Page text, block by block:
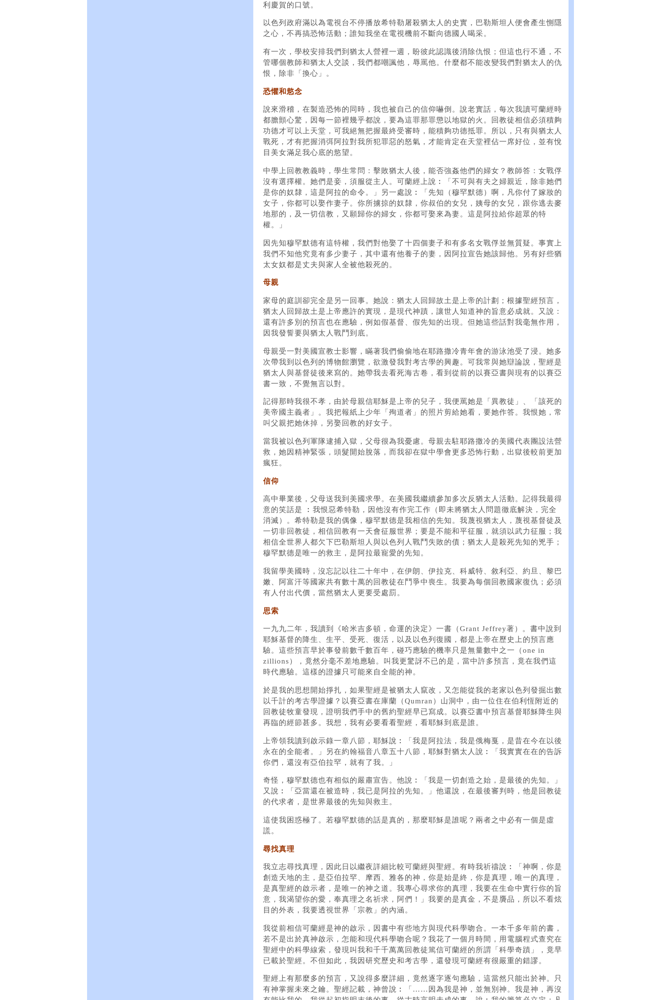
利慶賀的口號。
以色列政府滿以為電視台不停播放希特勒屠殺猶太人的史實，巴勒斯坦人便會產生惻隱
之心，不再搞恐怖活動；誰知我坐在電視機前不斷向德國人喝采。
有一次，學校安排我們到猶太人營裡一週，盼彼此認識後消除仇恨；但這也行不通，不
管哪個教師和猶太人交談，我們都嘲諷他，辱罵他。什麼都不能改變我們對猶太人的仇
恨，除非「換心」。
恐懼和慾念
說來滑稽，在製造恐怖的同時，我也被自己的信仰嚇倒。說老實話，每次我讀可蘭經時
都膽顫心驚，因每一節裡幾乎都說，要為這罪那罪懲以地獄的火。回教徒相信必須積夠
功德才可以上天堂，可我絕無把握最終受審時，能積夠功德抵罪。所以，只有與猶太人
戰死，才有把握消弭阿拉對我所犯罪惡的怒氣，才能肯定在天堂裡佔一席好位，並有悅
目美女滿足我心底的慾望。
中學上回教教義時，學生常問：擊敗猶太人後，能否強姦他們的婦女？教師答：女戰俘
沒有選擇權。她們是妾，須服從主人。可蘭經上說︰「不可與有夫之婦親近，除非她們
是你的奴隸，這是阿拉的命令。」另一處說︰「先知（穆罕默德）啊，凡你付了嫁妝的
女子，你都可以娶作妻子。你所擄掠的奴隸，你叔伯的女兒，姨母的女兒，跟你逃去麥
地那的，及一切信教，又願歸你的婦女，你都可娶來為妻。這是阿拉給你超眾的特
權。」
因先知穆罕默德有這特權，我們對他娶了十四個妻子和有多名女戰俘並無質疑。事實上
我們不知他究竟有多少妻子，其中還有他養子的妻，因阿拉宣告她該歸他。另有好些猶
太女奴都是丈夫與家人全被他殺死的。
母親
家母的庭訓卻完全是另一回事。她說：猶太人回歸故土是上帝的計劃；根據聖經預言，
猶太人回歸故土是上帝應許的實現，是現代神蹟，讓世人知道神的旨意必成就。又說：
還有許多別的預言也在應驗，例如假基督、假先知的出現。但她這些話對我毫無作用，
因我發誓要與猶太人戰鬥到底。
母親受一對美國宣教士影響，瞞著我們偷偷地在耶路撒冷青年會的游泳池受了浸。她多
次帶我到以色列的博物館瀏覽，欲激發我對考古學的興趣。可我常與她辯論說，聖經是
猶太人與基督徒後來寫的。她帶我去看死海古卷，看到從前的以賽亞書與現有的以賽亞
書一致，不覺無言以對。
記得那時我很不孝，由於母親信耶穌是上帝的兒子，我便罵她是「異教徒」、「該死的
美帝國主義者」。我把報紙上少年「殉道者」的照片剪給她看，要她作答。我恨她，常
叫父親把她休掉，另娶回教的好女子。
當我被以色列軍隊逮捕入獄，父母很為我憂慮。母親去駐耶路撒冷的美國代表團設法營
救，她因精神緊張，頭髮開始脫落，而我卻在獄中學會更多恐怖行動，出獄後較前更加
瘋狂。
信仰
高中畢業後，父母送我到美國求學。在美國我繼續參加多次反猶太人活動。記得我最得
意的笑話是 ︰我恨惡希特勒，因他沒有作完工作（即未將猶太人問題徹底解決，完全
消滅）。希特勒是我的偶像，穆罕默德是我相信的先知。我蔑視猶太人，蔑視基督徒及
一切非回教徒，相信回教有一天會征服世界；要是不能和平征服，就須以武力征服；我
相信全世界人都欠下巴勒斯坦人與以色列人戰鬥失敗的債；猶太人是殺死先知的兇手；
穆罕默德是唯一的救主，是阿拉最寵愛的先知。
我留學美國時，沒忘記以往二十年中，在伊朗、伊拉克、科威特、敘利亞、約旦、黎巴
嫩、阿富汗等國家共有數十萬的回教徒在鬥爭中喪生。我要為每個回教國家復仇；必須
有人付出代價，當然猶太人更要受處罰。
思索
一九九二年，我讀到《哈米吉多頓，命運的決定》一書（Grant Jeffrey著）。書中說到
耶穌基督的降生、生平、受死、復活，以及以色列復國，都是上帝在歷史上的預言應
驗。這些預言早於事發前數千數百年，碰巧應驗的機率只是無量數中之一（one in
zillions），竟然分毫不差地應驗。叫我更驚訝不已的是，當中許多預言，竟在我們這
時代應驗。這樣的證據只可能來自全能的神。
於是我的思想開始掙扎，如果聖經是被猶太人竄改，又怎能從我的老家以色列發掘出數
以千計的考古學證據？以賽亞書在庫蘭（Qumran）山洞中，由一位住在伯利恆附近的
回教徒牧童發現，證明我們手中的舊約聖經早已寫成。以賽亞書中預言基督耶穌降生與
再臨的經節甚多。我想，我有必要看看聖經，看耶穌到底是誰。
上帝領我讀到啟示錄一章八節，耶穌說︰「我是阿拉法，我是俄梅戛，是昔在今在以後
永在的全能者。」另在約翰福音八章五十八節，耶穌對猶太人說︰「我實實在在的告訴
你們，還沒有亞伯拉罕，就有了我。」
奇怪，穆罕默德也有相似的嚴肅宣告。他說︰「我是一切創造之始，是最後的先知。」
又說︰「亞當還在被造時，我已是阿拉的先知。」他還說，在最後審判時，他是回教徒
的代求者，是世界最後的先知與救主。
這使我困惑極了。若穆罕默德的話是真的，那麼耶穌是誰呢？兩者之中必有一個是虛
謊。
尋找真理
我立志尋找真理，因此日以繼夜詳細比較可蘭經與聖經。有時我祈禱說︰「神啊，你是
創造天地的主，是亞伯拉罕、摩西、雅各的神，你是始是終，你是真理，唯一的真理，
是真聖經的啟示者，是唯一的神之道。我專心尋求你的真理，我要在生命中實行你的旨
意，我渴望你的愛，奉真理之名祈求，阿們！」我要的是真金，不是贗品，所以不看炫
目的外表，我要透視世界「宗教」的內涵。
我從前相信可蘭經是神的啟示，因書中有些地方與現代科學吻合。一本千多年前的書，
若不是出於真神啟示，怎能和現代科學吻合呢？我花了一個月時間，用電腦程式查究在
聖經中的科學線索，發現叫我和千千萬萬回教徒篤信可蘭經的所謂「科學奇蹟」，竟早
已載於聖經。不但如此，我因研究歷史和考古學，還發現可蘭經有很嚴重的錯謬。
聖經上有那麼多的預言，又說得多麼詳細，竟然逐字逐句應驗，這當然只能出於神。只
有神掌握未來之鑰。聖經記載，神曾說︰「……因為我是神，並無別神。我是神，再沒